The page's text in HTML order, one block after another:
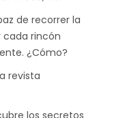
de recorrer la
cada rincón
¿Cómo?
revista